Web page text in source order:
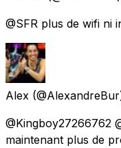
@SFR plus de wifi ni
Alex
@Kingboy27266762
maintenant plus de